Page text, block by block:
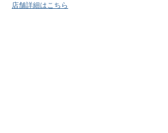
店舗詳細はこちら